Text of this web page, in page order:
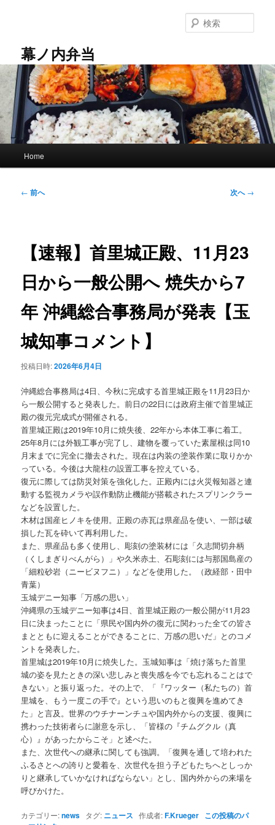
テ
ン
へ
移
動
幕ノ内弁当
索
Home
投
ョ
ン
← 前へ 次へ→
【速報】首里城正殿、11月23
日から一般公開へ 焼失から7
年 沖縄総合事務局が発表【玉
城知事コメント】
投稿日時:2026年6月4日
沖縄総合事務局は4日、今秋に完成する首里城正殿を11月23日か
ら一般公開すると発表した。前日の22日には政府主催で首里城正
殿の復元完成式が開催される。
首里城正殿は2019年10月に焼失後、22年から本体工事に着工。
25年8月には外観工事が完了し、建物を覆っていた素屋根は同10
月末までに完全に撤去された。現在は内装の塗装作業に取りかか
っている。今後は大龍柱の設置工事を控えている。
復元に際しては防災対策を強化した。正殿内には火災報知器と連
動する監視カメラや誤作動防止機能が搭載されたスプリンクラー
などを設置した。
木材は国産ヒノキを使用。正殿の赤瓦は県産品を使い、一部は破
損した瓦を砕いて再利用した。
また、県産品も多く使用し、彫刻の塗装材には「久志間切弁柄
（くしまぎりべんがら）」や久米赤土、石彫刻には与那国島産の
「細粒砂岩（ニービヌフニ）」などを使用した。（政経部・田中
青葉）
玉城デニー知事「万感の思い」
沖縄県の玉城デニー知事は4日、首里城正殿の一般公開が11月23
日に決まったことに「県民や国内外の復元に関わった全ての皆さ
まとともに迎えることができることに、万感の思いだ」とのコメ
ントを発表した。
首里城は2019年10月に焼失した。玉城知事は「焼け落ちた首里
城の姿を見たときの深い悲しみと喪失感を今でも忘れることはで
きない」と振り返った。その上で、「『ワッター（私たちの）首
里城を、もう一度この手で』という思いのもと復興を進めてき
た」と言及。世界のウチナーンチュや国内外からの支援、復興に
携わった技術者らに謝意を示し、「皆様の『チムグクル（真
心）』があったからこそ」と述べた。
また、次世代への継承に関しても強調。「復興を通して培われた
ふるさとへの誇りと愛着を、次世代を担う子どもたちへとしっか
りと継承していかなければならない」とし、国内外からの来場を
呼びかけた。
カテゴリー:news タグ: ニュース 作成者:F.Krueger この投稿のパ